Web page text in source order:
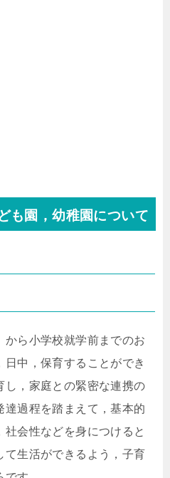
も園，幼稚園について
ら小学校就学前までのお
中，保育することができ
し，家庭との緊密な連携の
達過程を踏まえて，基本的
会性などを身につけると
て生活ができるよう，子育